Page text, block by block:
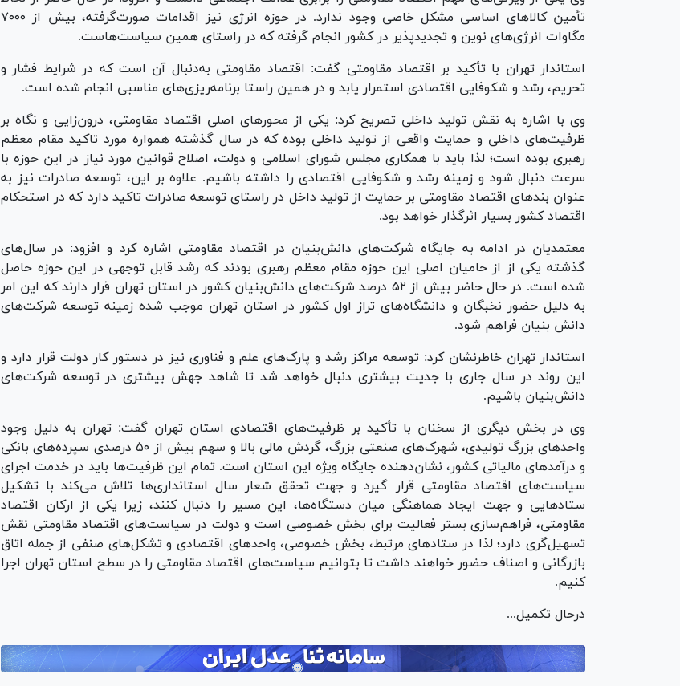
تأمین کالا‌های اساسی مشکل خاصی وجود ندارد. در حوزه انرژی نیز اقدامات صورت‌گرفته، بیش از ۷۰۰۰
مگاوات انرژی‌های نوین و تجدیدپذیر در کشور انجام گرفته که در راستای همین سیاست‌هاست.
استاندار تهران با تأکید بر اقتصاد مقاومتی گفت: اقتصاد مقاومتی به‌دنبال آن است که در شرایط فشار و
تحریم، رشد و شکوفایی اقتصادی استمرار یابد و در همین راستا برنامه‌ریزی‌های مناسبی انجام شده است.
وی با اشاره به نقش تولید داخلی تصریح کرد: یکی از محور‌های اصلی اقتصاد مقاومتی، درون‌زایی و نگاه بر
ظرفیت‌های داخلی و حمایت واقعی از تولید داخلی بوده که در سال گذشته همواره مورد تاکید مقام معظم
رهبری بوده است؛ لذا باید با همکاری مجلس شورای اسلامی و دولت، اصلاح قوانین مورد نیاز در این حوزه با
سرعت دنبال شود و زمینه رشد و شکوفایی اقتصادی را داشته باشیم. علاوه بر این، توسعه صادرات نیز به
عنوان بند‌های اقتصاد مقاومتی بر حمایت از تولید داخل در راستای توسعه صادرات تاکید دارد که در استحکام
اقتصاد کشور بسیار اثرگذار خواهد بود.
معتمدیان در ادامه به جایگاه شرکت‌های دانش‌بنیان در اقتصاد مقاومتی اشاره کرد و افزود: در سال‌های
گذشته یکی از از حامیان اصلی این حوزه مقام معظم رهبری بودند که رشد قابل توجهی در این حوزه حاصل
شده است. در حال حاضر بیش از ۵۲ درصد شرکت‌های دانش‌بنیان کشور در استان تهران قرار دارند که این امر
به دلیل حضور نخبگان و دانشگاه‌های تراز اول کشور در استان تهران موجب شده زمینه توسعه شرکت‌های
دانش بنیان فراهم شود.
استاندار تهران خاطرنشان کرد: توسعه مراکز رشد و پارک‌های علم و فناوری نیز در دستور کار دولت قرار دارد و
این روند در سال جاری با جدیت بیشتری دنبال خواهد شد تا شاهد جهش بیشتری در توسعه شرکت‌های
دانش‌بنیان باشیم.
وی در بخش دیگری از سخنان با تأکید بر ظرفیت‌های اقتصادی استان تهران گفت: تهران به دلیل وجود
واحد‌های بزرگ تولیدی، شهرک‌های صنعتی بزرگ، گردش مالی بالا و سهم بیش از ۵۰ درصدی سپرده‌های بانکی
و درآمد‌های مالیاتی کشور، نشان‌دهنده جایگاه ویژه این استان است. تمام این ظرفیت‌ها باید در خدمت اجرای
سیاست‌های اقتصاد مقاومتی قرار گیرد و جهت تحقق شعار سال استانداری‌ها تلاش می‌کند با تشکیل
ستاد‌هایی و جهت ایجاد هماهنگی میان دستگاه‌ها، این مسیر را دنبال کنند، زیرا یکی از ارکان اقتصاد
مقاومتی، فراهم‌سازی بستر فعالیت برای بخش خصوصی است و دولت در سیاست‌های اقتصاد مقاومتی نقش
تسهیل‌گری دارد؛ لذا در ستاد‌های مرتبط، بخش خصوصی، واحد‌های اقتصادی و تشکل‌های صنفی از جمله اتاق
بازرگانی و اصناف حضور خواهند داشت تا بتوانیم سیاست‌های اقتصاد مقاومتی را در سطح استان تهران اجرا
کنیم.
درحال تکمیل...